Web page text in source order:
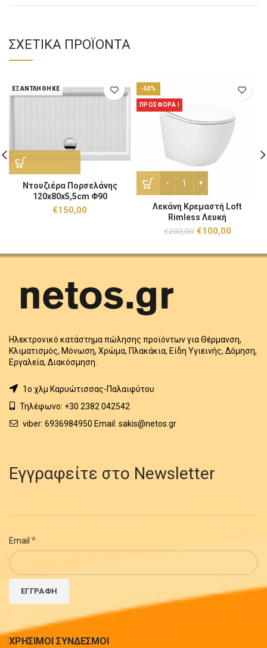
ΣΧΕΤΙΚΆ ΠΡΟΪΌΝΤΑ
ΕΞΑΝΤΛΉΘΗΚΕ
Ντουζιέρα Πορσελάνης
120x80x5,5cm Φ90
€150,00
-50%
ΠΡΟΣΦΟΡΑ !
Λεκάνη Κρεμαστή Loft
Λεκάνη Κρεμαστή Loft
Rimless Λευκή
€200,00 Original
was:
€100,00Η
τιμή
Ηλεκτρονικό κατάστημα πώλησης προϊόντων για Θέρμανση,
Κλιματισμός, Μόνωση, Χρώμα, Πλακάκια, Είδη Υγιεινής, Δόμηση,
Εργαλεία, Διακόσμηση.
1o χλμ Καρυώτισσας-Παλαιφύτου
Τηλέφωνο: +30 2382 042542
viber: 6936984950 Email: sakis@netos.gr
Εγγραφείτε στο Newsletter
Email *
ΧΡΗΣΙΜΟΙ ΣΥΝΔΕΣΜΟΙ